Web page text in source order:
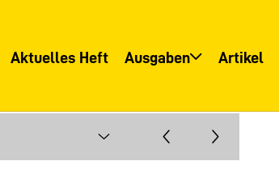
Aktuelles Heft Ausgaben
Informationsservice
Artikel